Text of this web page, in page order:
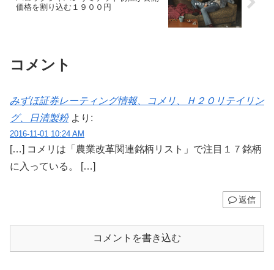
価格を割り込む１９００円
コメント
みずほ証券レーティング情報、コメリ、Ｈ２Ｏリテイリン
グ、日清製粉 より:
2016-11-01 10:24 AM
[…] コメリは「農業改革関連銘柄リスト」で注目１７銘柄
に入っている。 […]
返信
コメントを書き込む